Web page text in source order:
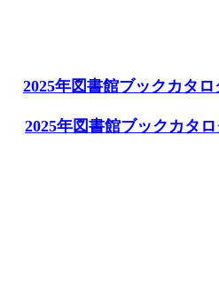
2025年図書館ブックカタ
2025年図書館ブックカタ